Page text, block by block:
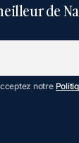
de
notre